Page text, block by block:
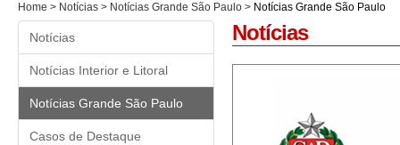
Home > Notícias > Notícias Grande São Paulo > Notícias Grande São Paulo
Notícias
Notícias Interior e Litoral
Notícias Grande São Paulo
Casos de Destaque
Notícias